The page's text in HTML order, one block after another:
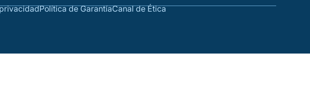
Política de GarantíaCanal de Ética